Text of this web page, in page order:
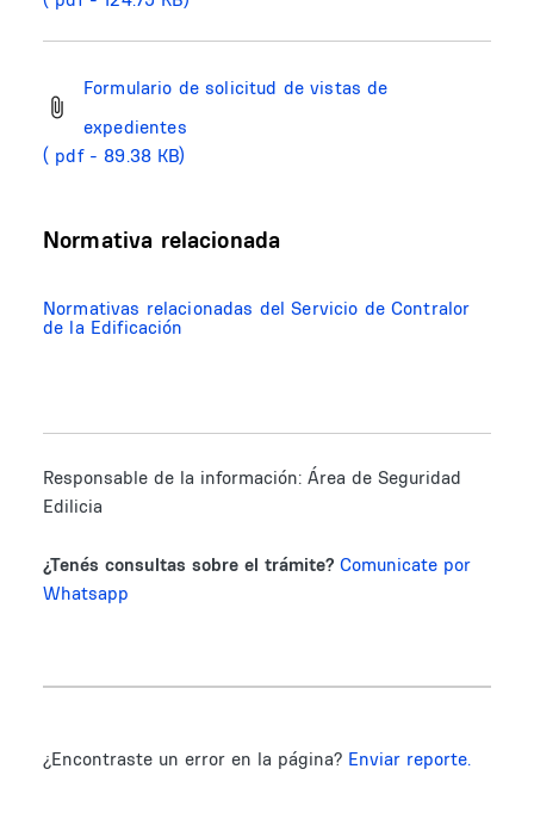
Formulario de solicitud de vistas de
expedientes
( pdf - 89.38 KB)
Normativa relacionada
Normativas relacionadas del Servicio de Contralor
de la Edificación
Responsable de la información: Área de Seguridad
Edilicia
¿Tenés consultas sobre el trámite? Comunicate por
Whatsapp
¿Encontraste un error en la página? Enviar reporte.